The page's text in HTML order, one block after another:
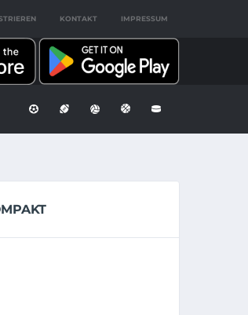
KONTAKT IMPRESSUM